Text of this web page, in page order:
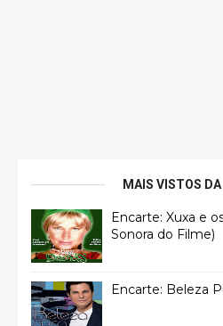
MAIS VISTOS
Encarte: Xuxa e
Sonora do Filme)
Encarte: Beleza